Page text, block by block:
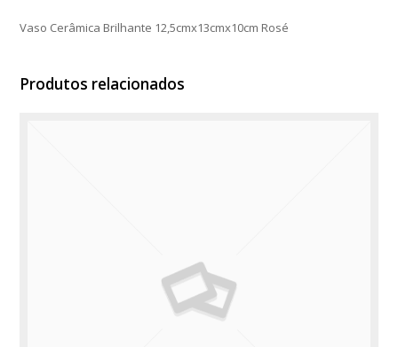
Vaso Cerâmica Brilhante 12,5cmx13cmx10cm Rosé
Produtos relacionados